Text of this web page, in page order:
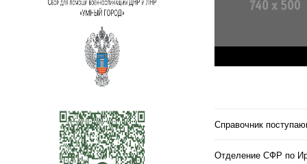
Справочник
Отделение СФР по